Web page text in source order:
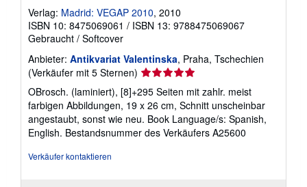
Verlag: Madrid: VEGAP 2010, 2010
ISBN 10: 8475069061 / ISBN 13: 9788475069067
Gebraucht / Softcover
Anbieter: Antikvariat Valentinska, Praha, Tschechien
(Verkäufer mit 5 Sternen) Verkäuferbewertung
von
5
Sternen
OBrosch. (laminiert), [8]+295 Seiten mit zahlr. meist
farbigen Abbildungen, 19 x 26 cm, Schnitt unscheinbar
angestaubt, sonst wie neu. Book Language/s: Spanish,
English. Bestandsnummer des Verkäufers A25600
Verkäufer kontaktieren